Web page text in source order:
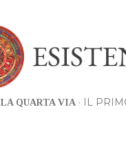
LA QUARTA VIA IL